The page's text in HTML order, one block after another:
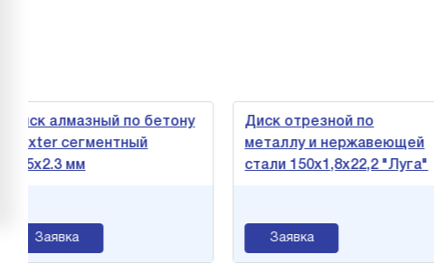
по бетону
сегментный
мм
Диск отрезной по
металлу и нержавеющей
стали 150х1,8х22,2 "Луга"